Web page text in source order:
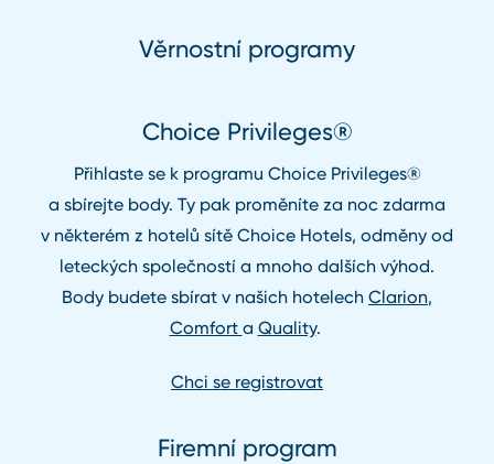
Věrnostní programy
Choice Privileges®
Přihlaste se k programu Choice Privileges®
a sbírejte body. Ty pak proměníte za noc zdarma
v některém z hotelů sítě Choice Hotels, odměny od
leteckých společností a mnoho dalších výhod.
Body budete sbírat v našich hotelech Clarion,
Comfort a Quality.
Chci se registrovat
Firemní program